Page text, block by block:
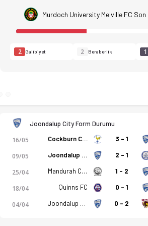
Murdoch University Melville FC Son
2 Galibiyet 2 Beraberlik 1
Joondalup City Form Durumu
16/05 Cockburn City 3 - 1
09/05 Joondalup City 2 - 1
25/04 Mandurah City 1 - 2
18/04 Quinns FC 0 - 1
04/04 Joondalup City 0 - 2